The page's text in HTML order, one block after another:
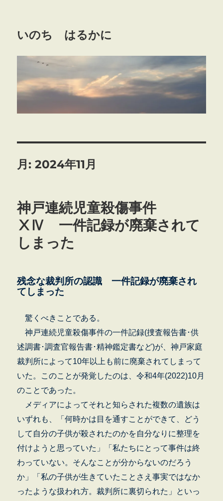
いのち はるかに
月:2024年11月
神戸連続児童殺傷事件
ⅩⅣ 一件記録が廃棄されて
しまった
残念な裁判所の認識 一件記録が廃棄され
てしまった
驚くべきことである。
神戸連続児童殺傷事件の一件記録(捜査報告書･供
述調書･調査官報告書･精神鑑定書など)が、神戸家庭
裁判所によって10年以上も前に廃棄されてしまって
いた。このことが発覚したのは、令和4年(2022)10月
のことであった。
メディアによってそれと知らされた複数の遺族は
いずれも、「何時かは目を通すことができて、どう
して自分の子供が殺されたのかを自分なりに整理を
付けようと思っていた」「私たちにとって事件は終
わっていない。そんなことが分からないのだろう
か」「私の子供が生きていたことさえ事実ではなか
ったような扱われ方。裁判所に裏切られた」といっ